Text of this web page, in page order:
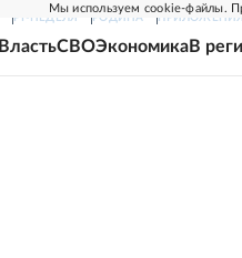
Мы используем cookie-файлы.
РГ-НЕДЕЛЯ РОДИНА ПРИЛОЖЕНИЯ
ВластьСВОЭкономикаВ